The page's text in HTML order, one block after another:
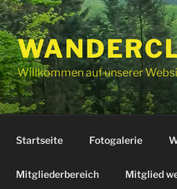
Willkommen auf unserer
Startseite Fotogalerie
Mitgliederbereich Mitglied